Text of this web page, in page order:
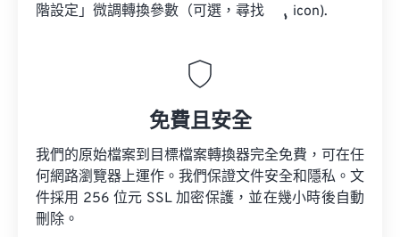
階設定」微調轉換參數（可選，尋找
icon).
免費且安全
我們的原始檔案到目標檔案轉換器完全免費，可在任
何網路瀏覽器上運作。我們保證文件安全和隱私。文
件採用 256 位元 SSL 加密保護，並在幾小時後自動
刪除。